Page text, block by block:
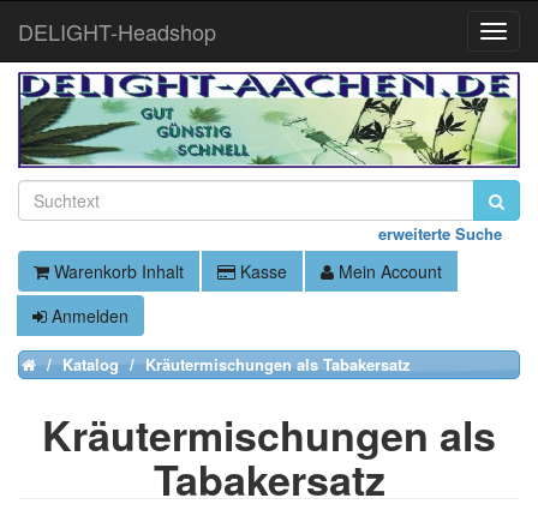
erweiterte Suche
Warenkorb Inhalt Kasse
Mein Account
Anmelden
HomeKatalog Kräutermischungen als Tabakersatz
Kräutermischungen als
Tabakersatz
Toggle
DELIGHT-Headshop